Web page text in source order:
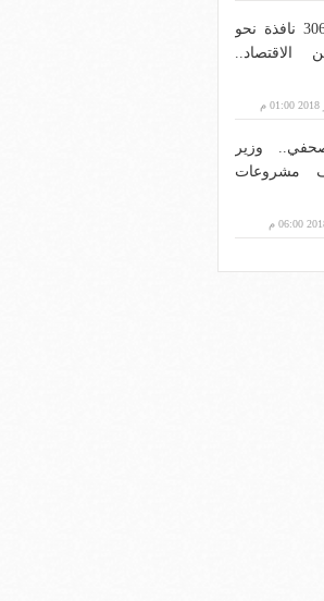
مشروع شارع 306 نافذة نحو
الاقتصاد..
وزير
مشروعات